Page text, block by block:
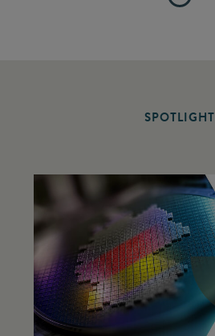
SPOTLIGHT